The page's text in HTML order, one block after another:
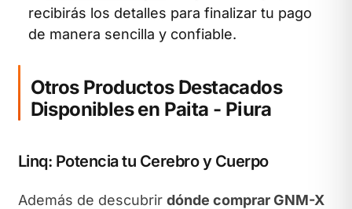
recibirás los detalles para finalizar tu pago
de manera sencilla y confiable.
Otros Productos Destacados
Disponibles en Paita - Piura
Linq: Potencia tu Cerebro y Cuerpo
Además de descubrir dónde comprar GNM-X